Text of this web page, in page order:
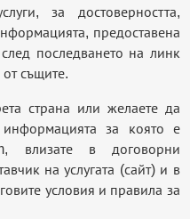
за достоверността,
предоставена
последването на линк
същите.
страна или желаете да
информацията за която е
влизате в договорни
на услугата (сайт) и в
условия и правила за